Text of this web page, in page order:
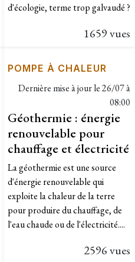
d'écologie, terme trop galvaudé ?
1659 vues
POMPE À CHALEUR
Dernière mise à jour le26/07 à
08:00
Géothermie : énergie
renouvelable pour
chauffage et électricité
La géothermie est une source
d'énergie renouvelable qui
exploite la chaleur de la terre
pour produire du chauffage, de
l'eau chaude ou de l'électricité....
2596 vues